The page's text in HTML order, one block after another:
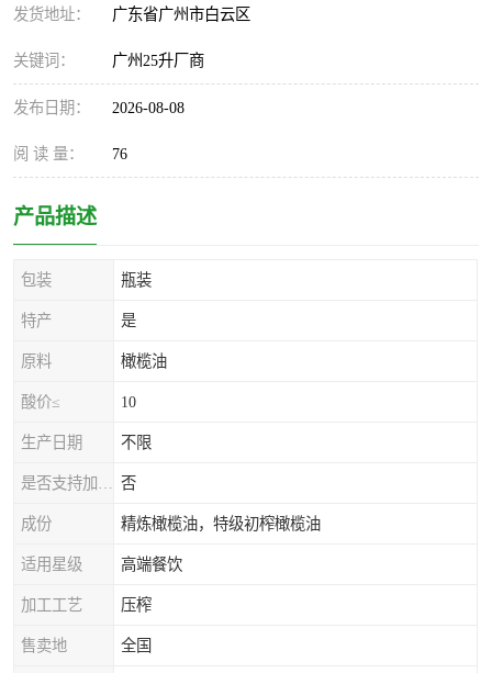
发货地址： 广东省广州市白云区
关键词： 广州25升厂商
发布日期： 2026-08-08
阅 读 量： 76
产品描述
包装 瓶装
特产 是
原料 橄榄油
酸价≤ 10
生产日期 不限
否
成份 精炼橄榄油，特级初榨橄榄油
适用星级 高端餐饮
加工工艺 压榨
售卖地 全国